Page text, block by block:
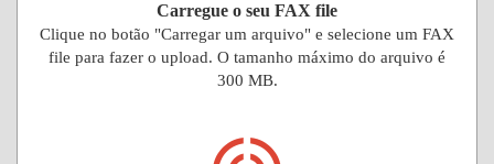
Carregue o seu FAX file
Clique no botão "Carregar um arquivo" e selecione um FAX
file para fazer o upload. O tamanho máximo do arquivo é
300 MB.